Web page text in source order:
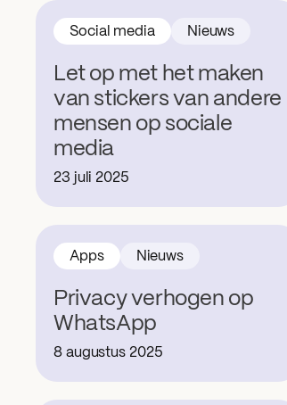
Let op met het maken
van stickers van andere
mensen op sociale
media
Social media Nieuws
23 juli 2025
Privacy verhogen op
WhatsApp
Apps Nieuws
8 augustus 2025